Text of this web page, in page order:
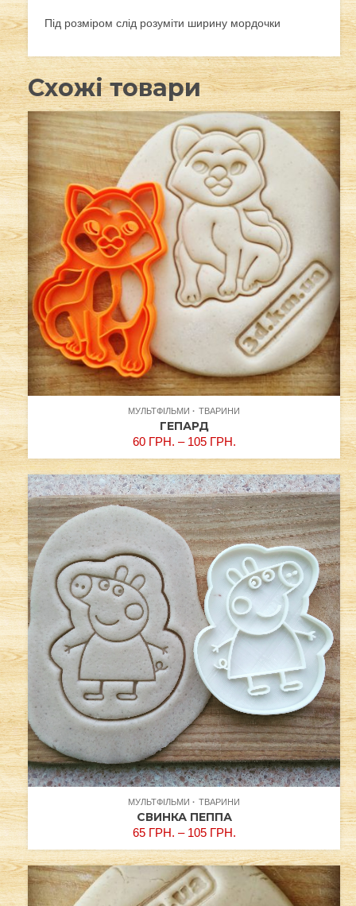
Під розміром слід розуміти ширину мордочки
Схожі товари
МУЛЬТФІЛЬМИ ТВАРИНИ
ГЕПАРД
60 ГРН. – 105 ГРН.
МУЛЬТФІЛЬМИ ТВАРИНИ
СВИНКА ПЕППА
65 ГРН. – 105 ГРН.